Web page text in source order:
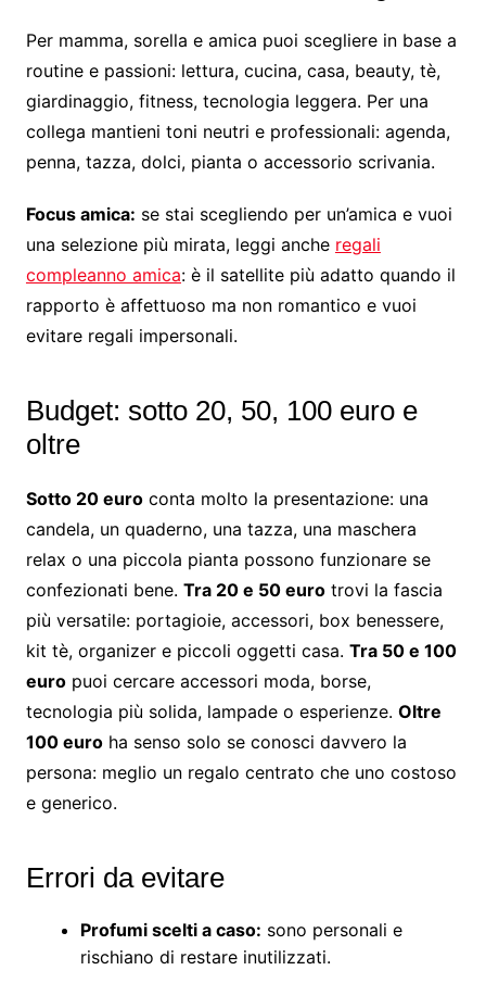
Per mamma, sorella e amica puoi scegliere in base a
routine e passioni: lettura, cucina, casa, beauty, tè,
giardinaggio, fitness, tecnologia leggera. Per una
collega mantieni toni neutri e professionali: agenda,
penna, tazza, dolci, pianta o accessorio scrivania.
Focus amica: se stai scegliendo per un’amica e vuoi
una selezione più mirata, leggi anche regali
compleanno amica: è il satellite più adatto quando il
rapporto è affettuoso ma non romantico e vuoi
evitare regali impersonali.
Budget: sotto 20, 50, 100 euro e
oltre
Sotto 20 euroconta molto la presentazione: una
candela, un quaderno, una tazza, una maschera
relax o una piccola pianta possono funzionare se
confezionati bene. Tra 20 e 50 eurotrovi la fascia
più versatile: portagioie, accessori, box benessere,
kit tè, organizer e piccoli oggetti casa. Tra 50 e 100
europuoi cercare accessori moda, borse,
tecnologia più solida, lampade o esperienze. Oltre
100 euroha senso solo se conosci davvero la
persona: meglio un regalo centrato che uno costoso
e generico.
Errori da evitare
Profumi scelti a caso: sono personali e
rischiano di restare inutilizzati.